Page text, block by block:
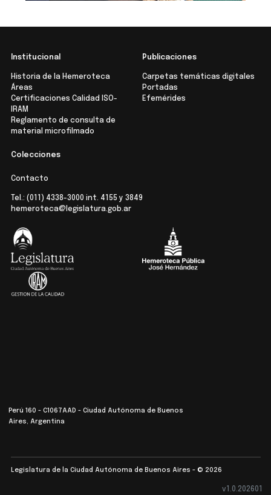
Institucional
Historia de la Hemeroteca
Áreas
Certificaciones Calidad ISO-
IRAM
Reglamento de consulta de
material microfilmado
Publicaciones
Carpetas temáticas digitales
Portadas
Efemérides
Colecciones
Contacto
Tel.: (011) 4338-3000 int. 4155 y 3849
hemeroteca@legislatura.gob.ar
Perú 160 - C1067AAD - Ciudad Autónoma de Buenos
Aires, Argentina
Legislatura de la Ciudad Autónoma de Buenos Aires - © 2026
v1.0.202601